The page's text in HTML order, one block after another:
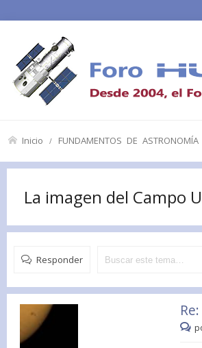
Inicio FUNDAMENTOS DE ASTRONOMÍA
La imagen del Campo
Responder